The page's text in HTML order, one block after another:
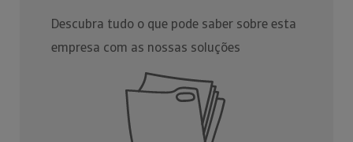
Descubra tudo o que pode saber sobre esta
empresa com as nossas soluções